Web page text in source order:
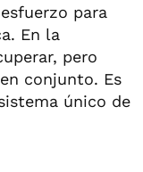
para
En la
pero
conjunto. Es
único de